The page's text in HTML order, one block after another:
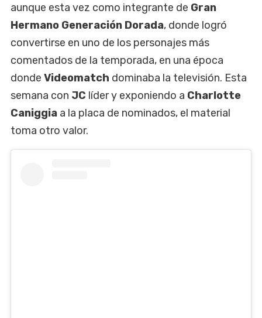
aunque esta vez como integrante de Gran
Hermano Generación Dorada, donde logró
convertirse en uno de los personajes más
comentados de la temporada, en una época
donde Videomatch dominaba la televisión. Esta
semana con JC líder y exponiendo a Charlotte
Caniggia a la placa de nominados, el material
toma otro valor.